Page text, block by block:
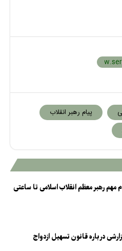
پیام رهبر انقلاب
مهم رهبر معظم انقلاب اسلامی تا ساعتی
درباره قانون تسهیل ازدواج